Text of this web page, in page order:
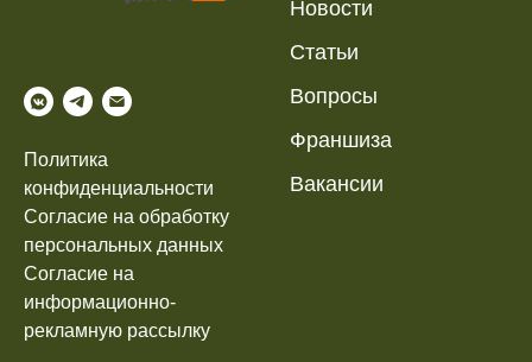
Политика
конфиденциальности
Согласие на обработку
персональных данных
Согласие на
информационно-
рекламную рассылку
Новости
Статьи
Вопросы
Франшиза
Вакансии